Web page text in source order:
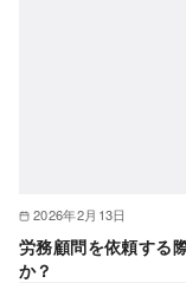
2026年2月13日
労務顧問を依頼する
か？